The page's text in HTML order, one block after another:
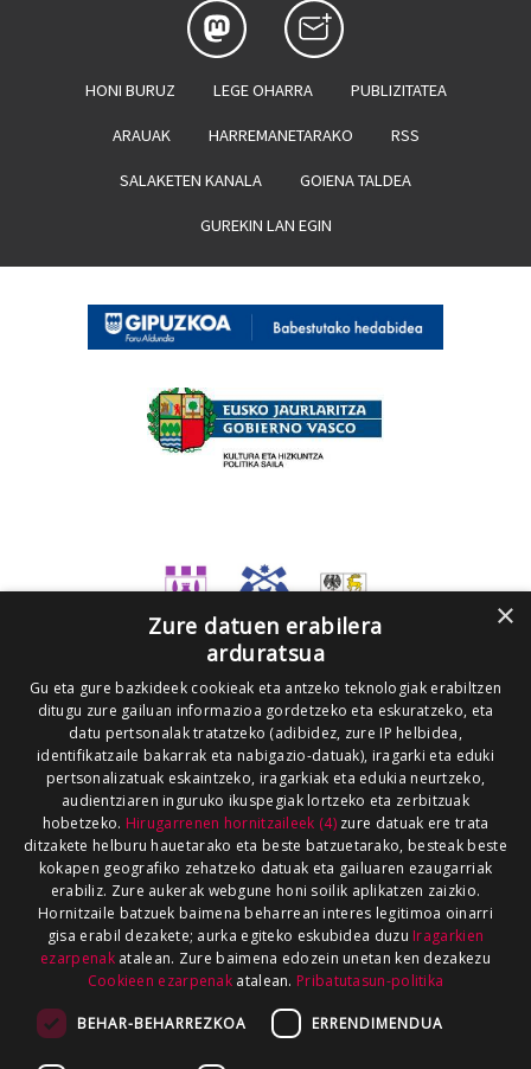
HONI BURUZ LEGE OHARRA PUBLIZITATEA
ARAUAK HARREMANETARAKO RSS
SALAKETEN KANALA GOIENA TALDEA
GUREKIN LAN EGIN
×
Zure datuen erabilera
arduratsua
Gu eta gure bazkideek cookieak eta antzeko teknologiak erabiltzen
ditugu zure gailuan informazioa gordetzeko eta eskuratzeko, eta
datu pertsonalak tratatzeko (adibidez, zure IP helbidea,
identifikatzaile bakarrak eta nabigazio-datuak), iragarki eta eduki
pertsonalizatuak eskaintzeko, iragarkiak eta edukia neurtzeko,
audientziaren inguruko ikuspegiak lortzeko eta zerbitzuak
hobetzeko. Hirugarrenen hornitzaileek (4)zure datuak ere trata
ditzakete helburu hauetarako eta beste batzuetarako, besteak beste
kokapen geografiko zehatzeko datuak eta gailuaren ezaugarriak
erabiliz. Zure aukerak webgune honi soilik aplikatzen zaizkio.
Hornitzaile batzuek baimena beharrean interes legitimoa oinarri
gisa erabil dezakete; aurka egiteko eskubidea duzu Iragarkien
ezarpenakatalean. Zure baimena edozein unetan ken dezakezu
Cookieen ezarpenak atalean. Pribatutasun-politika
BEHAR-BEHARREZKOA ERRENDIMENDUA